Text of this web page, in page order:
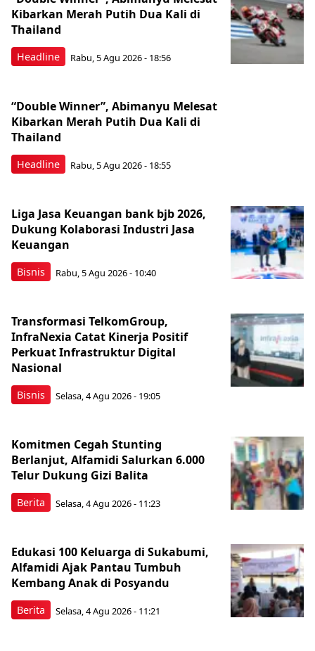
Headline
Kibarkan Merah Putih Dua Kali di
Thailand
Rabu, 5 Agu 2026 - 18:56
Headline
“Double Winner”, Abimanyu Melesat
Kibarkan Merah Putih Dua Kali di
Thailand
Rabu, 5 Agu 2026 - 18:55
Bisnis
Liga Jasa Keuangan bank bjb 2026,
Dukung Kolaborasi Industri Jasa
Keuangan
Rabu, 5 Agu 2026 - 10:40
Bisnis
Transformasi TelkomGroup,
InfraNexia Catat Kinerja Positif
Perkuat Infrastruktur Digital
Nasional
Selasa, 4 Agu 2026 - 19:05
Berita
Komitmen Cegah Stunting
Berlanjut, Alfamidi Salurkan 6.000
Telur Dukung Gizi Balita
Selasa, 4 Agu 2026 - 11:23
Berita
Edukasi 100 Keluarga di Sukabumi,
Alfamidi Ajak Pantau Tumbuh
Kembang Anak di Posyandu
Selasa, 4 Agu 2026 - 11:21